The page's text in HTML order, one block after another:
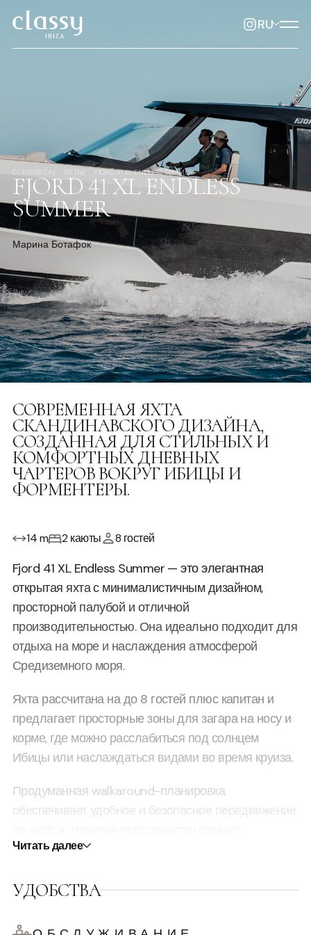
RU
CLASSYIBIZA ЯХТЫ FJORD 41 XL ENDLESS SUMMER
FJORD 41 XL ENDLESS
SUMMER
Марина Ботафок
СОВРЕМЕННАЯ ЯХТА
СКАНДИНАВСКОГО ДИЗАЙНА,
СОЗДАННАЯ ДЛЯ СТИЛЬНЫХ И
КОМФОРТНЫХ ДНЕВНЫХ
ЧАРТЕРОВ ВОКРУГ ИБИЦЫ И
ФОРМЕНТЕРЫ.
14 m 2 каюты 8 гостей
Fjord 41 XL Endless Summer — это элегантная
открытая яхта с минималистичным дизайном,
просторной палубой и отличной
производительностью. Она идеально подходит для
отдыха на море и наслаждения атмосферой
Средиземного моря.
Яхта рассчитана на до 8 гостей плюс капитан и
предлагает просторные зоны для загара на носу и
корме, где можно расслабиться под солнцем
Ибицы или наслаждаться видами во время круиза.
Продуманная walkaround-планировка
обеспечивает удобное и безопасное передвижение
комфортную атмосферу для общения и отдыха.
Гидравлическая купальная платформа
обеспечивает лёгкий доступ к воде и делает
остановки для купания максимально удобными.
Читать далее
УДОБСТВА